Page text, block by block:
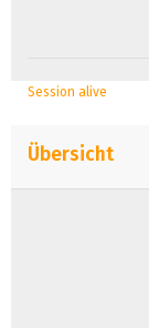
Session alive
Übersicht